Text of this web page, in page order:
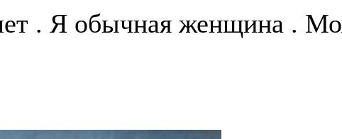
. Я обычная женщина .